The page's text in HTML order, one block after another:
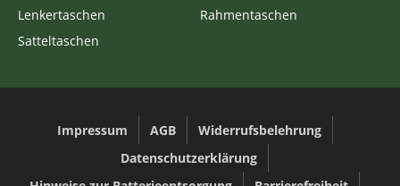
Lenkertaschen
Satteltaschen
Rahmentaschen
Impressum AGB
Widerrufsbelehrung
Datenschutzerklärung